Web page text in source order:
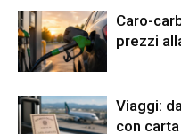
Caro-
prezzi
Viaggi:
con